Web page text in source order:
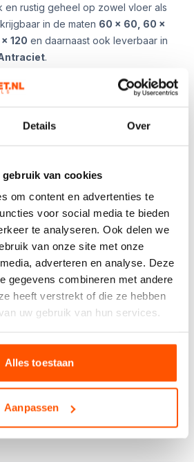
Details Over
gebruik van cookies
om content en advertenties te
voor social media te bieden
te analyseren. Ook delen we
van onze site met onze
adverteren en analyse. Deze
gegevens combineren met andere
heeft verstrekt of die ze hebben
uw gebruik van hun services.
Alles toestaan
Aanpassen
en rustig geheel op zowel vloer als
in de maten 60 x 60, 60 x
120 en daarnaast ook leverbaar in
.
Berekentool
aanvragen